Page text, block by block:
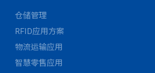
仓储管理
RFID应用方案
物流运输应用
智慧零售应用